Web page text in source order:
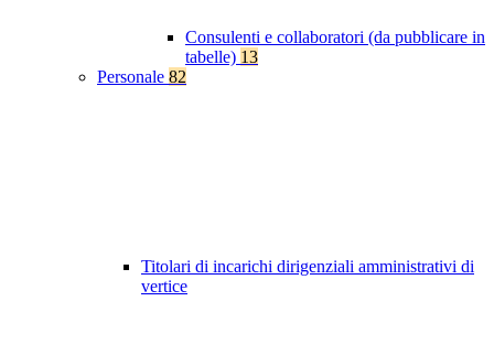
Consulenti e collaboratori (da pubblicare in
tabelle) 13
Personale 82
Titolari di incarichi dirigenziali amministrativi di
vertice